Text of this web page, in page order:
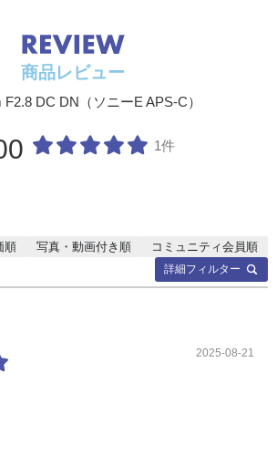
商品レビュー
F2.8 DC DN（ソニーE APS-C）
1件
詳細フィルター
順 写真・動画付き順 コミュニティ会員順
2025-08-21